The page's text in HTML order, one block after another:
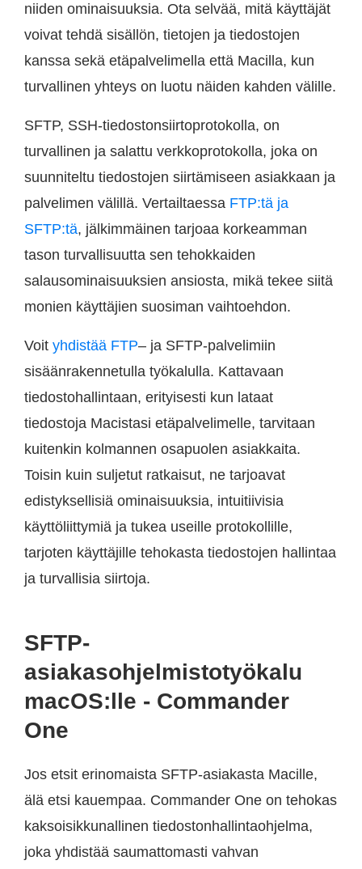
niiden ominaisuuksia. Ota selvää, mitä käyttäjät
voivat tehdä sisällön, tietojen ja tiedostojen
kanssa sekä etäpalvelimella että Macilla, kun
turvallinen yhteys on luotu näiden kahden välille.
SFTP, SSH-tiedostonsiirtoprotokolla, on
turvallinen ja salattu verkkoprotokolla, joka on
suunniteltu tiedostojen siirtämiseen asiakkaan ja
palvelimen välillä. Vertailtaessa FTP:tä ja
SFTP:tä, jälkimmäinen tarjoaa korkeamman
tason turvallisuutta sen tehokkaiden
salausominaisuuksien ansiosta, mikä tekee siitä
monien käyttäjien suosiman vaihtoehdon.
Voit yhdistää FTP– ja SFTP-palvelimiin
sisäänrakennetulla työkalulla. Kattavaan
tiedostohallintaan, erityisesti kun lataat
tiedostoja Macistasi etäpalvelimelle, tarvitaan
kuitenkin kolmannen osapuolen asiakkaita.
Toisin kuin suljetut ratkaisut, ne tarjoavat
edistyksellisiä ominaisuuksia, intuitiivisia
käyttöliittymiä ja tukea useille protokollille,
tarjoten käyttäjille tehokasta tiedostojen hallintaa
ja turvallisia siirtoja.
SFTP-
asiakasohjelmistotyökalu
macOS:lle - Commander
One
Jos etsit erinomaista SFTP-asiakasta Macille,
älä etsi kauempaa. Commander One on tehokas
kaksoisikkunallinen tiedostonhallintaohjelma,
joka yhdistää saumattomasti vahvan